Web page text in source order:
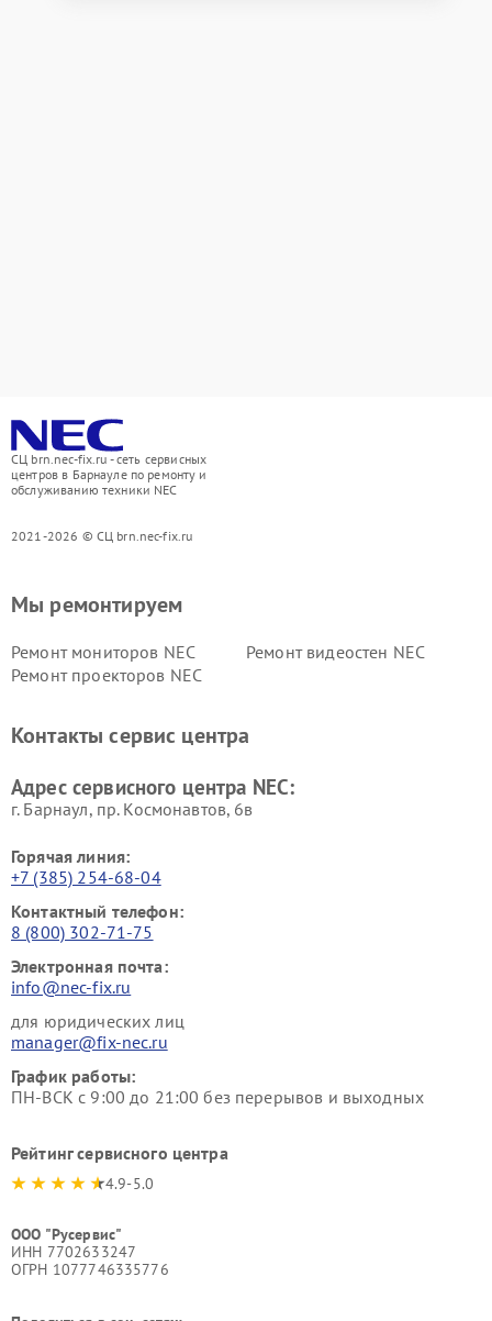
СЦ brn.nec-fix.ru - сеть сервисных
центров в Барнауле по ремонту и
обслуживанию техники NEC
2021-2026 © СЦ brn.nec-fix.ru
Мы ремонтируем
Ремонт мониторов NEC
Ремонт видеостен NEC
Ремонт проекторов NEC
Контакты сервис центра
Адрес сервисного центра NEC:
г. Барнаул, ​пр. Космонавтов, 6в
Горячая линия:
+7 (385) 254-68-04
Контактный телефон:
8 (800) 302-71-75
Электронная почта:
info@nec-fix.ru
для юридических лиц
manager@fix-nec.ru
График работы:
ПН-ВСК с 9:00 до 21:00 без перерывов и выходных
Рейтинг сервисного центра
4.9-5.0
ООО "Русервис"
ИНН 7702633247
ОГРН 1077746335776